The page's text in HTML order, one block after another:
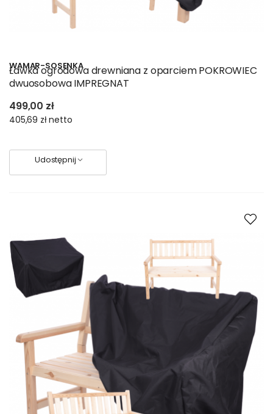
WAMAR-SOSENKA
Ławka ogrodowa drewniana z oparciem POKROWIEC
dwuosobowa IMPREGNAT
499,00 zł
405,69 złnetto
Udostępnij